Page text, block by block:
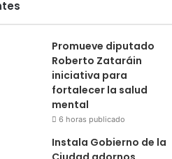
Promueve diputado
Roberto Zataráin
iniciativa para
fortalecer la salud
mental
6 horas publicado
Instala Gobierno de la